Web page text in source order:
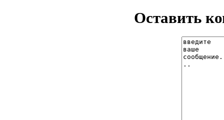
Оставить